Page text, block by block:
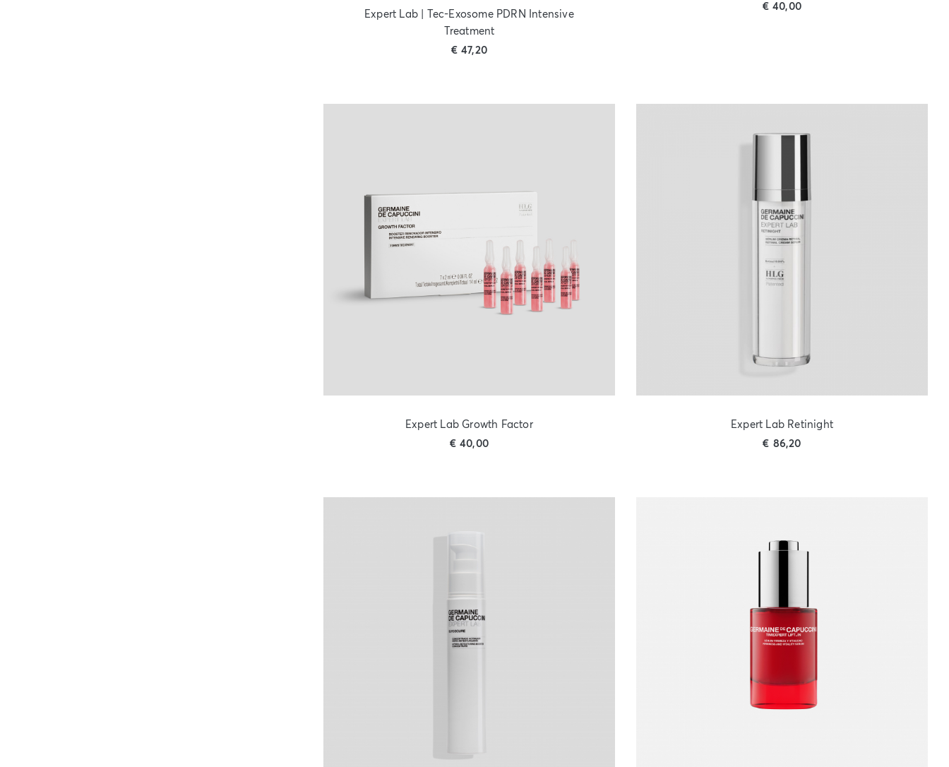
Expert Lab | Tec-Exosome PDRN Intensive
Treatment
€ 47,20
€ 40,00
Expert Lab Growth Factor
€ 40,00
Expert Lab Retinight
€ 86,20